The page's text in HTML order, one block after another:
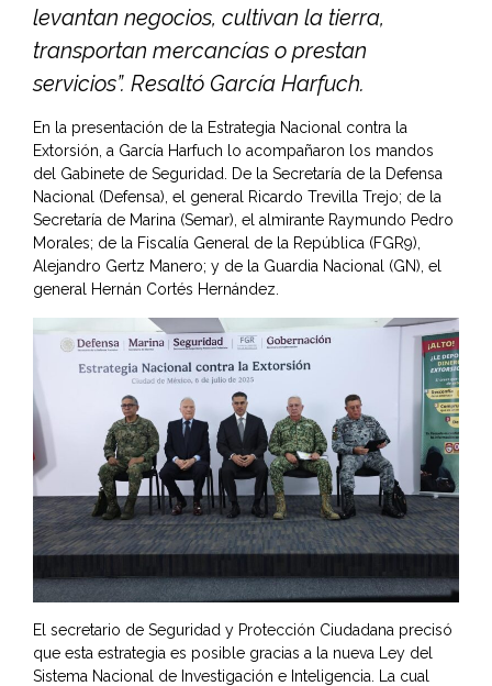
levantan negocios, cultivan la tierra,
transportan mercancías o prestan
servicios”. Resaltó García Harfuch.
En la presentación de la Estrategia Nacional contra la
Extorsión, a García Harfuch lo acompañaron los mandos
del Gabinete de Seguridad. De la Secretaría de la Defensa
Nacional (Defensa), el general Ricardo Trevilla Trejo; de la
Secretaría de Marina (Semar), el almirante Raymundo Pedro
Morales; de la Fiscalía General de la República (FGR9),
Alejandro Gertz Manero; y de la Guardia Nacional (GN), el
general Hernán Cortés Hernández.
El secretario de Seguridad y Protección Ciudadana precisó
que esta estrategia es posible gracias a la nueva Ley del
Sistema Nacional de Investigación e Inteligencia. La cual